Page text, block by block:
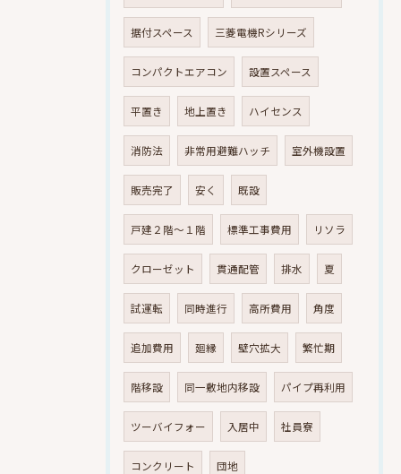
据付スペース 三菱電機Rシリーズ
コンパクトエアコン 設置スペース
平置き 地上置き ハイセンス
消防法 非常用避難ハッチ 室外機設置
販売完了 安く 既設
戸建２階～１階 標準工事費用 リソラ
クローゼット 貫通配管 排水 夏
試運転 同時進行 高所費用 角度
追加費用 廻縁 壁穴拡大 繁忙期
階移設 同一敷地内移設 パイプ再利用
ツーバイフォー 入居中 社員寮
コンクリート 団地